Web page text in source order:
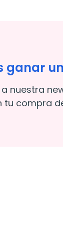
ganar un
nuestra
tu compra